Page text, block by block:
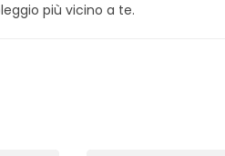
più vicino a te.